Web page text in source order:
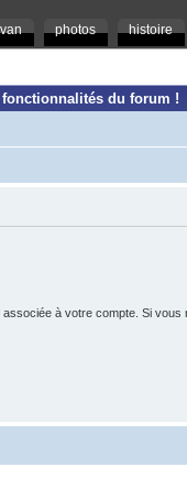
photos histoire
du forum !
à votre compte. Si vous